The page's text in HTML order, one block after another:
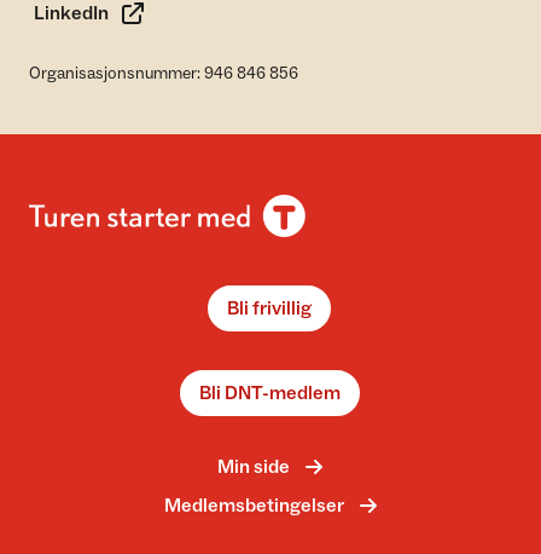
LinkedIn
Organisasjonsnummer: 946 846 856
Bli frivillig
Bli DNT-medlem
Min side
Medlemsbetingelser